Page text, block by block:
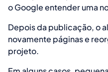
o Google entender uma
Depois da publicação, o
novamente páginas e
projeto.